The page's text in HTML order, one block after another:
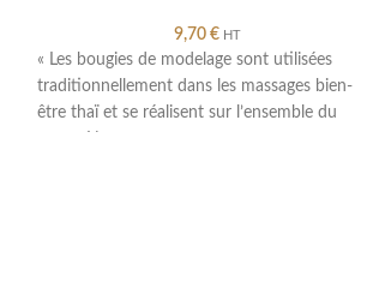
9,70€ HT
« Les bougies de modelage sont utilisées
traditionnellement dans les massages bien-
être thaï et se réalisent sur l’ensemble du